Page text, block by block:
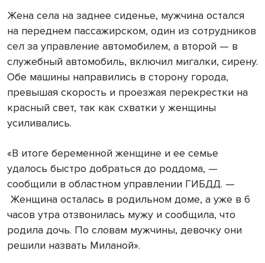
Жена села на заднее сиденье, мужчина остался
на переднем пассажирском, один из сотрудников
сел за управление автомобилем, а второй — в
служебный автомобиль, включил мигалки, сирену.
Обе машины направились в сторону города,
превышая скорость и проезжая перекрестки на
красный свет, так как схватки у женщины
усиливались.
«В итоге беременной женщине и ее семье
удалось быстро добраться до роддома, —
сообщили в областном управлении ГИБДД. —
Женщина осталась в родильном доме, а уже в 6
часов утра отзвонилась мужу и сообщила, что
родила дочь. По словам мужчины, девочку они
решили назвать Миланой».